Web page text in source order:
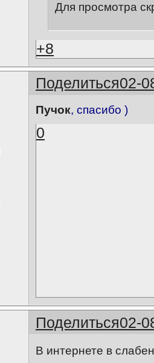
Для просмотра
+8
Поделиться02-
Пучок, спасибо )
0
Поделиться02-
В интернете в